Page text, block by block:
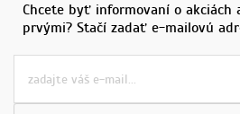
Chcete byť informovaní o akciách
prvými? Stačí zadať e-mailovú